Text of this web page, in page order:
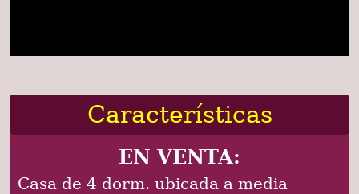
Características
EN VENTA:
Casa de 4 dorm. ubicada a media